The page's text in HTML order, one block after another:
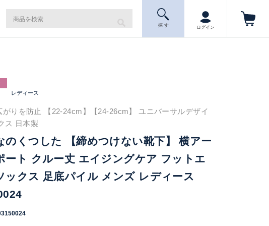
探 す ログイン
レディース
がりを防止 【22-24cm】【24-26cm】 ユニバーサルデザイ
ス 日本製
のくつした 【締めつけない靴下】 横アー
ート クルー丈 エイジングケア フットエ
ックス 足底パイル メンズ レディース